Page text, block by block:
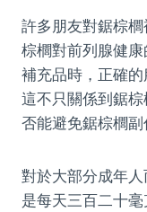
許多朋友對鋸棕
棕櫚對前列腺健
補充品時，正確的
這不只關係到鋸
否能避免鋸棕櫚副
對於大部分成年
是每天三百二十